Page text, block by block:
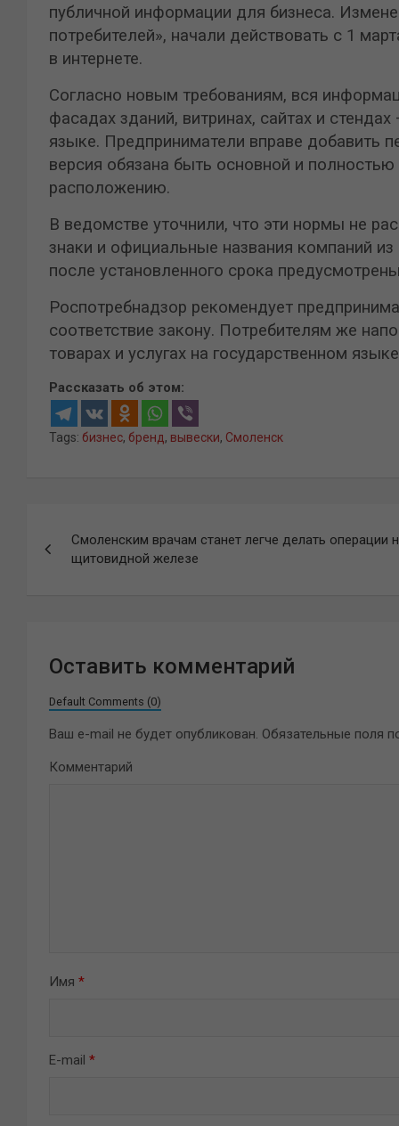
публичной информации для бизнеса.
потребителей», начали действовать с 1
в интернете.
Согласно новым требованиям, вся
фасадах зданий, витринах, сайтах и
языке. Предприниматели вправе добавить
версия обязана быть основной и
расположению.
В ведомстве уточнили, что эти нормы не
знаки и официальные названия компаний
после установленного срока
Роспотребнадзор рекомендует
соответствие закону. Потребителям же
товарах и услугах на государственном
Рассказать об этом:
Tags: бизнес, бренд, вывески, Смоленск
по
Смоленским врачам станет легче делать операции
щитовидной железе
Оставить комментарий
Default Comments (0)
Ваш e-mail не будет опубликован. Обязательные поля
Комментарий
Имя *
E-mail *